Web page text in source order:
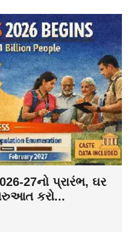
27નો પ્રારંભ, ઘર
કરો...